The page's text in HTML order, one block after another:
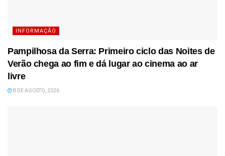
INFORMAÇÃO
Pampilhosa da Serra: Primeiro ciclo das Noites de
Verão chega ao fim e dá lugar ao cinema ao ar
livre
8 DE AGOSTO, 2026